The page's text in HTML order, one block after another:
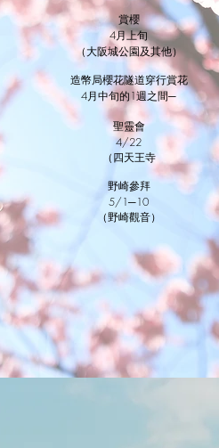
賞櫻
4月上旬
（大阪城公園及其他）
造幣局櫻花隧道穿行賞花
4月中旬的1週之間─
聖靈會
4/22
（四天王寺
野崎參拜
5/1─10
（野崎觀音）